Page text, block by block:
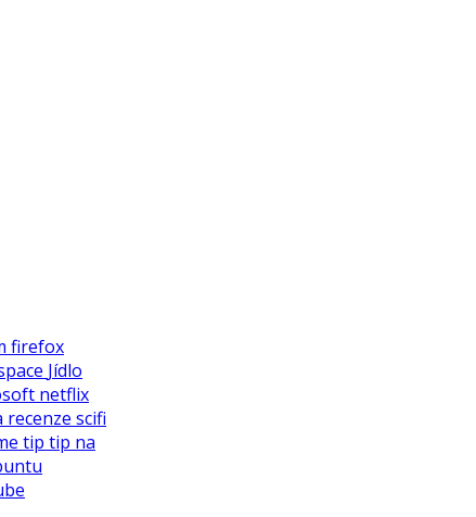
firefox
Jídlo
netflix
recenze scifi
tip tip na